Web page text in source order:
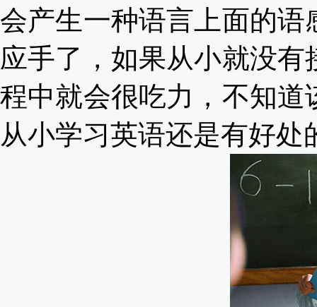
会产生一种语言上面的
应手了，如果从小就没
程中就会很吃力，不知
从小学习英语还是有好处